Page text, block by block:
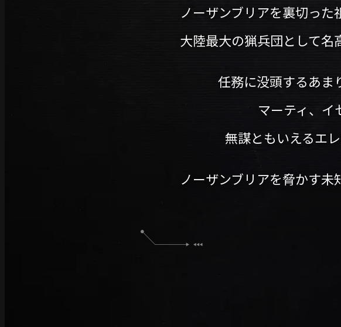
ノーザンブリアを裏切った
大陸最大の猟兵団として名
任務に没頭するあま
マーティ、イ
無謀ともいえるエ
ノーザンブリアを脅かす未